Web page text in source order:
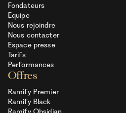
Fondateurs
Equipe
Nous rejoindre
Nous contacter
Espace presse
Tarifs
Performances
Offres
Ramify Premier
Ramify Black